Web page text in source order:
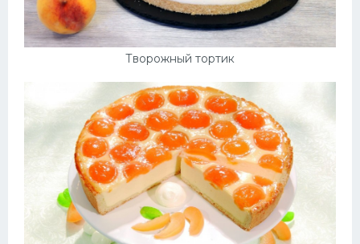
Творожный тортик